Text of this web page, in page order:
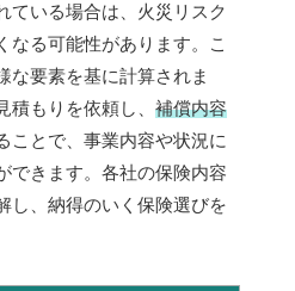
ている場合は、火災リスク
なる可能性があります。こ
な要素を基に計算されま
もりを依頼し、 補償内容
ことで、事業内容や状況に
できます。各社の保険内容
し、納得のいく保険選びを